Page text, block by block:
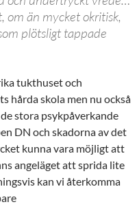
om än mycket okritisk,
plötsligt tappade
tukthuset och
hårda skola men nu också
stora psykpåverkande
DN och skadorna av det
kunna vara möjligt att
angeläget att sprida lite
kan vi återkomma